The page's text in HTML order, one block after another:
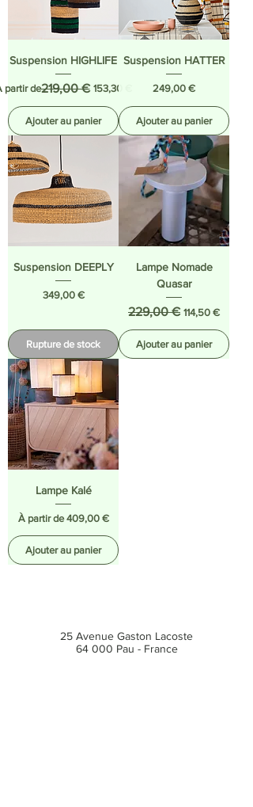
Suspension HIGHLIFE
partir de
original219,00 € 153,30 €
promotionnel
Ajouter au panier
Suspension HATTER
Prix
249,00 €
Ajouter au panier
Suspension DEEPLY
Prix
349,00 €
Rupture de stock
Lampe Nomade
Quasar
Prix original
229,00 € Prix
114,50 €
Ajouter au panier
Lampe Kalé
À partir de409,00 €
Prix promotionnel
Ajouter au panier
25 Avenue Gaston Lacoste
64 000 Pau - France